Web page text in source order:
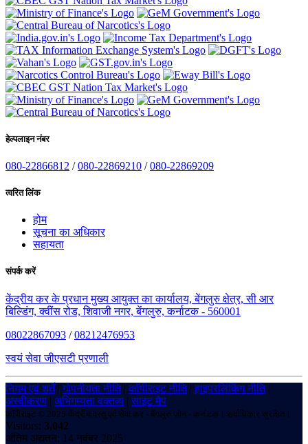
हेल्पलाइन नंबर
080-22866812 /080-22869210 /080-22869209
त्वरित लिंक
होम
सूचना का अधिकार
सहायता
संपर्क करें
केंद्रीय कर के प्रधान मुख्य आयुक्त का कार्यालय, बेंगलुरु क्षेत्र, सी आर
बिल्डिंग, क्वींस रोड, शिवाजी नगर, बेंगलुरु, कर्नाटक - 560001
08022867093 /08212476953
स्वयं सेवा जीएसटी प्रणाली
नियम एवं शर्तें|गोपनीयता नीति|कॉपीराइट नीति|हाइपरलिंकिंग नीति|
अस्वीकरण | अभिगम्यता वक्तव्य |साइट मैप
कॉपीराइट © 2025 केंद्रीय वस्तु एवं सेवा कर - बेंगलुरु ज़ोन - कर्नाटक। सर्वाधिकार सुरक्षित।
Visitors: 3,042
अंतिम अद्यतन: 14 नवंबर 2025